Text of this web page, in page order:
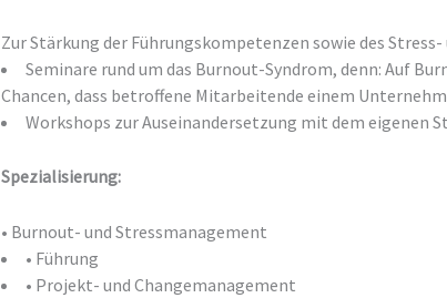
Zur Stärkung der Führungskompetenzen sowie des
Seminare rund um das Burnout-Syndrom, denn: Auf
Chancen, dass betroffene Mitarbeitende einem
Workshops zur Auseinandersetzung mit dem eigenen
Spezialisierung:
• Burnout- und Stressmanagement
• Führung
• Projekt- und Changemanagement